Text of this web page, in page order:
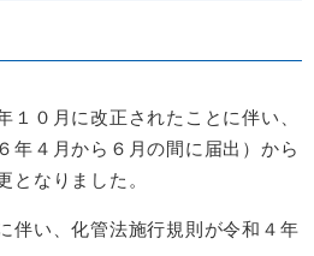
０月に改正されたことに伴い、
年４月から６月の間に届出）から
となりました。
伴い、化管法施行規則が令和４年